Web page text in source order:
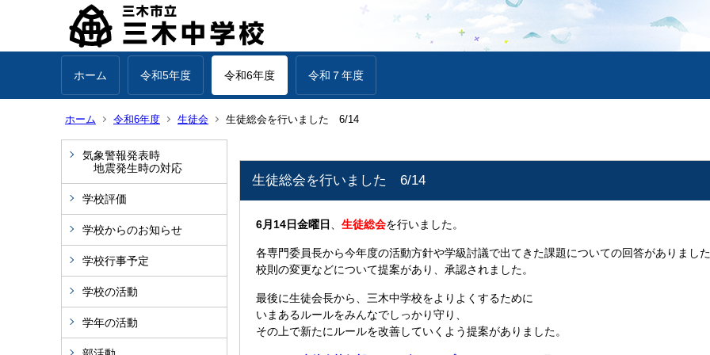
ホーム 令和5年度 令和6年度 令和７年度
ホーム 令和6年度 生徒会 生徒総会を行いました 6/14
気象警報発表時
地震発生時の対応
学校評価
学校からのお知らせ
学校行事予定
学校の活動
学年の活動
生徒総会を行いました 6/14
6月14日金曜日 生徒総会を行いました。
各専門委員長から今年度の活動方針や学級討議で出てきた課題についての回答がありまし
校則の変更などについて提案があり、承認されました。
最後に生徒会長から、三木中学校をよりよくするために
いまあるルールをみんなでしっかり守り、
その上で新たにルールを改善していくよう提案がありました。